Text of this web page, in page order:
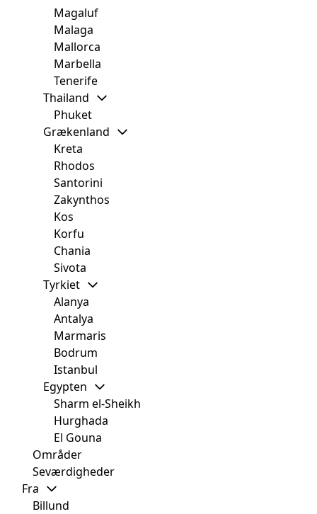
Magaluf
Malaga
Mallorca
Marbella
Tenerife
Thailand
Phuket
Grækenland
Kreta
Rhodos
Santorini
Zakynthos
Kos
Korfu
Chania
Sivota
Tyrkiet
Alanya
Antalya
Marmaris
Bodrum
Istanbul
Egypten
Sharm el-Sheikh
Hurghada
El Gouna
Områder
Seværdigheder
Fra
Billund